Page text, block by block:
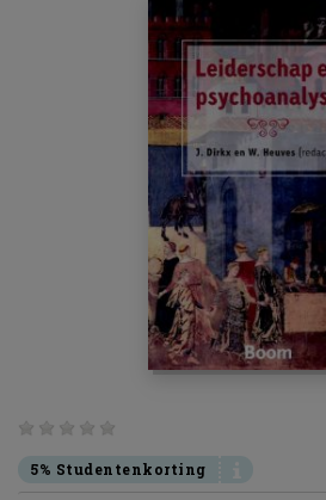
5% Studentenkorting